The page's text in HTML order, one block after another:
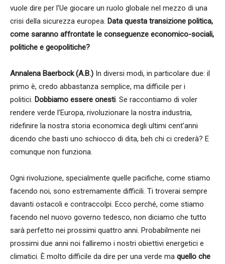
vuole dire per l’Ue giocare un ruolo globale nel mezzo di una
crisi della sicurezza europea. Data questa transizione politica,
come saranno affrontate le conseguenze economico-sociali,
politiche e geopolitiche?
Annalena Baerbock (A.B.) In diversi modi, in particolare due: il
primo è, credo abbastanza semplice, ma difficile per i
politici. Dobbiamo essere onesti . Se raccontiamo di voler
rendere verde l’Europa, rivoluzionare la nostra industria,
ridefinire la nostra storia economica degli ultimi cent’anni
dicendo che basti uno schiocco di dita, beh chi ci crederà? E
comunque non funziona.
Ogni rivoluzione, specialmente quelle pacifiche, come stiamo
facendo noi, sono estremamente difficili. Ti troverai sempre
davanti ostacoli e contraccolpi. Ecco perché, come stiamo
facendo nel nuovo governo tedesco, non diciamo che tutto
sarà perfetto nei prossimi quattro anni. Probabilmente nei
prossimi due anni noi falliremo i nostri obiettivi energetici e
climatici. È molto difficile da dire per una verde ma quello che